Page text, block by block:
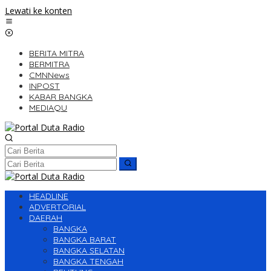
Lewati ke konten
BERITA MITRA
BERMITRA
CMNNews
INPOST
KABAR BANGKA
MEDIAQU
HEADLINE
ADVERTORIAL
DAERAH
BANGKA
BANGKA BARAT
BANGKA SELATAN
BANGKA TENGAH